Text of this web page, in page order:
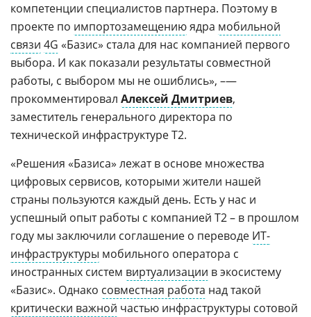
компетенции специалистов партнера. Поэтому в
проекте по импортозамещениюядра мобильной
связи 4G «Базис» стала для нас компанией первого
выбора. И как показали результаты совместной
работы, с выбором мы не ошиблись», –—
прокомментировал Алексей Дмитриев,
заместитель генерального директора по
технической инфраструктуре Т2.
«Решения «Базиса» лежат в основе множества
цифровых сервисов, которыми жители нашей
страны пользуются каждый день. Есть у нас и
успешный опыт работы с компанией Т2 – в прошлом
году мы заключили соглашение о переводе ИТ-
инфраструктуры мобильного оператора с
иностранных систем виртуализации в экосистему
«Базис». Однако совместная работа над такой
критически важной частью инфраструктуры сотовой